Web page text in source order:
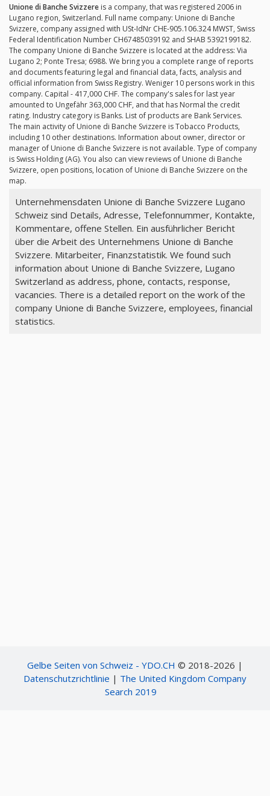
Unione di Banche Svizzere is a company, that was registered 2006 in
Lugano region, Switzerland. Full name company: Unione di Banche
Svizzere, company assigned with USt-IdNr CHE-905.106.324 MWST, Swiss
Federal Identification Number CH67485039192 and SHAB 5392199182.
The company Unione di Banche Svizzere is located at the address: Via
Lugano 2; Ponte Tresa; 6988. We bring you a complete range of reports
and documents featuring legal and financial data, facts, analysis and
official information from Swiss Registry. Weniger 10 persons work in this
company. Capital - 417,000 CHF. The company's sales for last year
amounted to Ungefähr 363,000 CHF, and that has Normal the credit
rating. Industry category is Banks. List of products are Bank Services.
The main activity of Unione di Banche Svizzere is Tobacco Products,
including 10 other destinations. Information about owner, director or
manager of Unione di Banche Svizzere is not available. Type of company
is Swiss Holding (AG). You also can view reviews of Unione di Banche
Svizzere, open positions, location of Unione di Banche Svizzere on the
map.
Unternehmensdaten Unione di Banche Svizzere Lugano
Schweiz sind Details, Adresse, Telefonnummer, Kontakte,
Kommentare, offene Stellen. Ein ausführlicher Bericht
über die Arbeit des Unternehmens Unione di Banche
Svizzere. Mitarbeiter, Finanzstatistik. We found such
information about Unione di Banche Svizzere, Lugano
Switzerland as address, phone, contacts, response,
vacancies. There is a detailed report on the work of the
company Unione di Banche Svizzere, employees, financial
statistics.
Gelbe Seiten von Schweiz - YDO.CH © 2018-2026 |
Datenschutzrichtlinie | The United Kingdom Company
Search 2019